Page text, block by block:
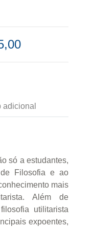
adicional
só a estudantes,
Filosofia e ao
mais
Além de
utilitarista
expoentes,